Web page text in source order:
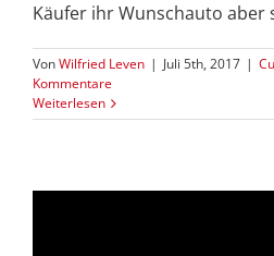
Käufer ihr Wunschauto aber
VonWilfried Leven | Juli 5th, 2017 |
Kommentare
Weiterlesen